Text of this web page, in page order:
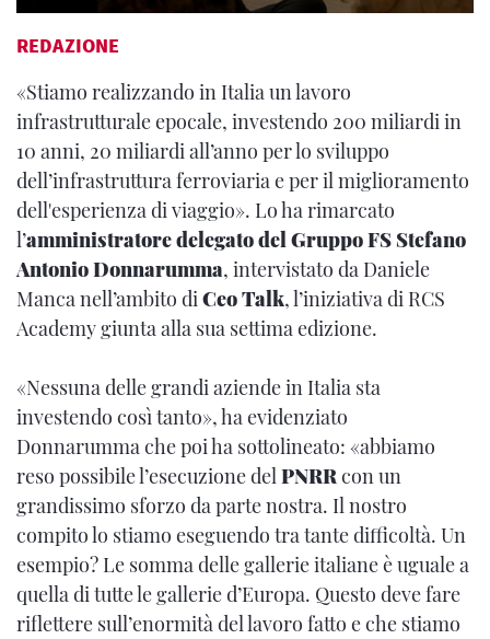
REDAZIONE
«Stiamo realizzando in Italia un lavoro
infrastrutturale epocale, investendo 200 miliardi in
10 anni, 20 miliardi all’anno per lo sviluppo
dell’infrastruttura ferroviaria e per il miglioramento
dell'esperienza di viaggio». Lo ha rimarcato
l’amministratore delegato del Gruppo FS Stefano
Antonio Donnarumma, intervistato da Daniele
Manca nell’ambito diCeo Talk, l’iniziativa di RCS
Academy giunta alla sua settima edizione.
«Nessuna delle grandi aziende in Italia sta
investendo così tanto», ha evidenziato
Donnarumma che poi ha sottolineato: «abbiamo
reso possibile l’esecuzione delPNRRcon un
grandissimo sforzo da parte nostra. Il nostro
compito lo stiamo eseguendo tra tante difficoltà. Un
esempio? Le somma delle gallerie italiane è uguale a
quella di tutte le gallerie d’Europa. Questo deve fare
riflettere sull’enormità del lavoro fatto e che stiamo